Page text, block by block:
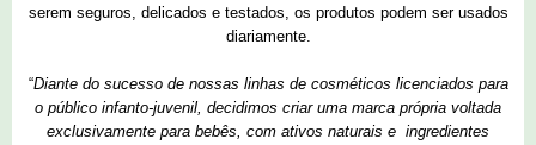
serem seguros, delicados e testados, os produtos podem ser usados
diariamente.
“Diante do sucesso de nossas linhas de cosméticos licenciados para
o público infanto-juvenil, decidimos criar uma marca própria voltada
exclusivamente para bebês, com ativos naturais e ingredientes